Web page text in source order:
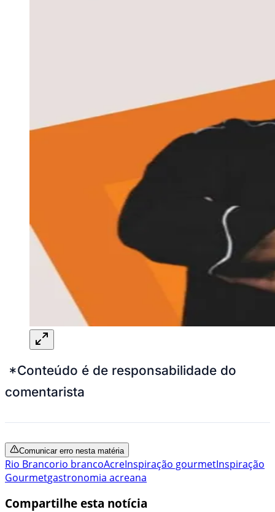
*Conteúdo é de responsabilidade do
comentarista
Comunicar erro nesta matéria
Rio Brancorio brancoAcreInspiração gourmetInspiração
Gourmetgastronomia acreana
Compartilhe esta notícia